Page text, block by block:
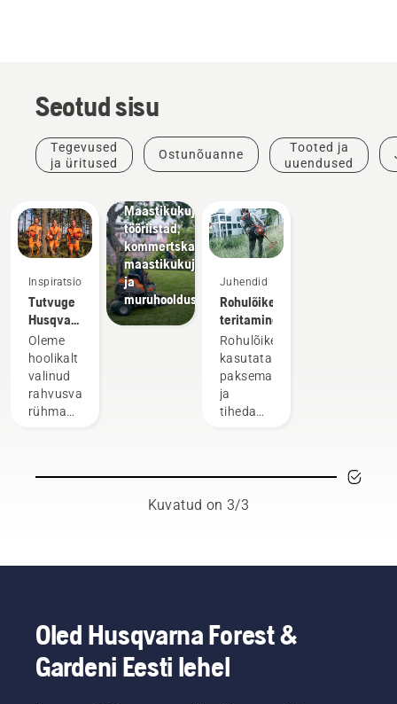
Seotud sisu
Tegevused
ja üritused
Ostunõuanne
Tooted ja
uuendused
Inspiratsioon
Tutvuge
Husqvarna
H-
meeskonnaga,
kuhu
kuuluvad
meie
Oleme
hoolikalt
valinud
rahvusvahelise
rühma
lugupeetud
pargihooldusproffide
sekka.
Nemad
on meie
Maastikukujunduse
tööriistad,
kommertskasutuse
maastikukujundus-
ja
muruhooldusseadmed
Juhendid
Rohulõiketera
teritamine
Rohulõiketera
kasutatakse
paksema
ja
tihedama
nailonist
lõikejõhviga
lõikab
paksu
rohtu
hõlpsalt,
Kuvatud on 3/3
Oled Husqvarna Forest &
Gardeni Eesti lehel